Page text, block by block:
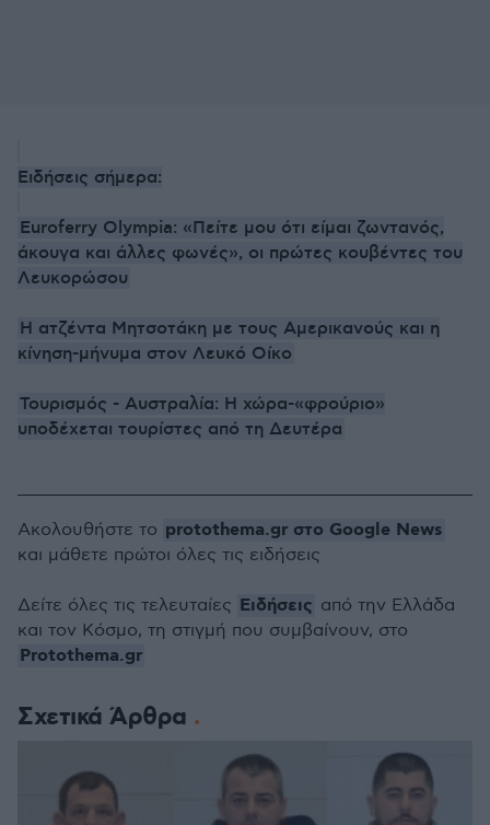
Ειδήσεις σήμερα:
Euroferry Olympia: «Πείτε μου ότι είμαι ζωντανός,
άκουγα και άλλες φωνές», οι πρώτες κουβέντες του
Λευκορώσου
Η ατζέντα Μητσοτάκη με τους Αμερικανούς και η
κίνηση-μήνυμα στον Λευκό Οίκο
Τουρισμός - Αυστραλία: Η χώρα-«φρούριο»
υποδέχεται τουρίστες από τη Δευτέρα
Σχετικά Άρθρα
Ακολουθήστε το protothema.gr στο Google News
και μάθετε πρώτοι όλες τις ειδήσεις
Δείτε όλες τις τελευταίες Ειδήσεις από την Ελλάδα
και τον Κόσμο, τη στιγμή που συμβαίνουν, στο
Protothema.gr